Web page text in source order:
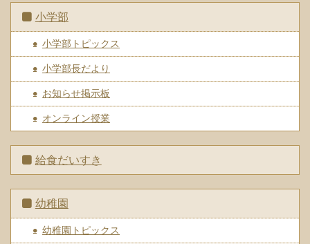
小学部
小学部トピックス
小学部長だより
お知らせ掲示板
オンライン授業
給食だいすき
幼稚園
幼稚園トピックス